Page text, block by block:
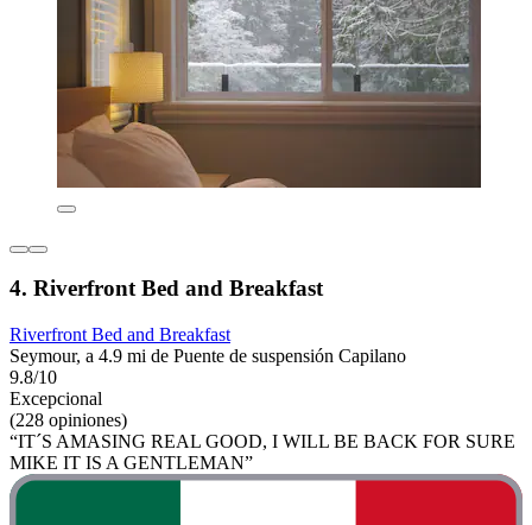
4. Riverfront Bed and Breakfast
Riverfront Bed and Breakfast
Seymour, a 4.9 mi de Puente de suspensión Capilano
9.8/10
Excepcional
(228 opiniones)
“IT´S AMASING REAL GOOD, I WILL BE BACK FOR SURE
MIKE IT IS A GENTLEMAN”